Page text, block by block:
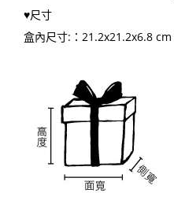
♥尺寸
盒內尺寸:：21.2x21.2x6.8 cm